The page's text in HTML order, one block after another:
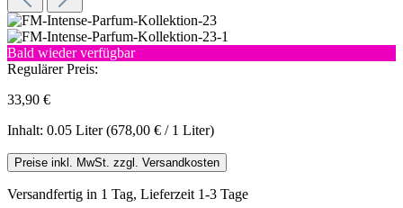
Bald wieder verfügbar
Regulärer Preis:
33,90 €
Inhalt: 0.05 Liter(678,00 € / 1 Liter)
Preise inkl. MwSt. zzgl. Versandkosten
Versandfertig in 1 Tag, Lieferzeit 1-3 Tage